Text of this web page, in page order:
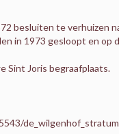
besluiten te verhuizen
in 1973 gesloopt en op
Sint Joris begraafplaats.